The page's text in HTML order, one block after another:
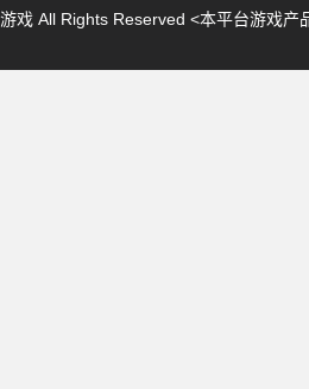
戏 All Rights Reserved <本平台游戏